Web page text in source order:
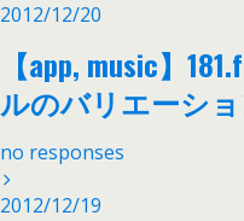
2012/12/20
【app, music】
ルのバリエーシ
no responses
2012/12/19